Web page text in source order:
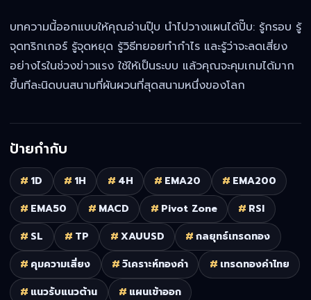
บทความนี้ออกแบบให้คุณอ่านปุ๊บ นำไปวางแผนได้ปั๊บ: รู้กรอบ รู้
จุดทริกเกอร์ รู้จุดหยุด รู้วิธีทยอยทำกำไร และรู้ว่าจะลดเสี่ยง
อย่างไรในช่วงข่าวแรง ใช้ให้เป็นระบบ แล้วคุณจะคุมเกมได้มาก
ขึ้นทีละนิดบนสนามที่ผันผวนที่สุดสนามหนึ่งของโลก
ป้ายกำกับ
# 1D # 1H # 4H # EMA20 # EMA200
# EMA50 # MACD # Pivot Zone # RSI
# SL # TP #XAUUSD # กลยุทธ์เทรดทอง
# คุมความเสี่ยง #วิเคราะห์ทองคำ # เทรดทองคำไทย
# แนวรับแนวต้าน # แผนเข้าออก